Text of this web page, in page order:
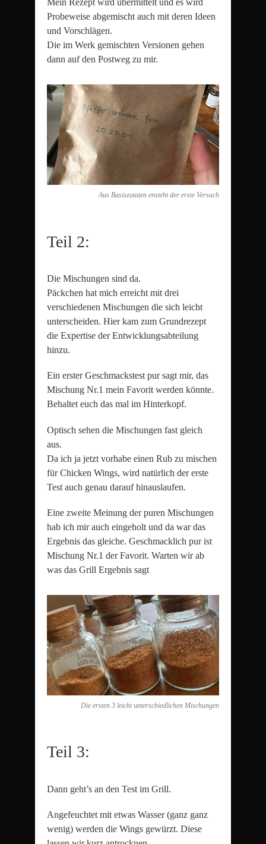
Mein Rezept wird übermittelt und es wird
Probeweise abgemischt auch mit deren Ideen
und Vorschlägen.
Die im Werk gemischten Versionen gehen
dann auf den Postweg zu mir.
Aus Basiszutaten ensteht der erste Versuch
Teil 2:
Die Mischungen sind da.
Päckchen hat mich erreicht mit drei
verschiedenen Mischungen die sich leicht
unterscheiden. Hier kam zum Grundrezept
die Expertise der Entwicklungsabteilung
hinzu.
Ein erster Geschmackstest pur sagt mir, das
Mischung Nr.1 mein Favorit werden könnte.
Behaltet euch das mal im Hinterkopf.
Optisch sehen die Mischungen fast gleich
aus.
Da ich ja jetzt vorhabe einen Rub zu mischen
für Chicken Wings, wird natürlich der erste
Test auch genau darauf hinauslaufen.
Eine zweite Meinung der puren Mischungen
hab ich mir auch eingeholt und da war das
Ergebnis das gleiche. Geschmacklich pur ist
Mischung Nr.1 der Favorit. Warten wir ab
was das Grill Ergebnis sagt
Die ersten 3 leicht unterschiedlichen Mischungen
Teil 3:
Dann geht’s an den Test im Grill.
Angefeuchtet mit etwas Wasser (ganz ganz
wenig) werden die Wings gewürzt. Diese